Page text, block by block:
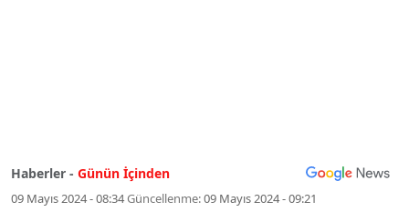
Haberler - Günün İçinden
09 Mayıs 2024 - 08:34Güncellenme:09 Mayıs 2024 - 09:21